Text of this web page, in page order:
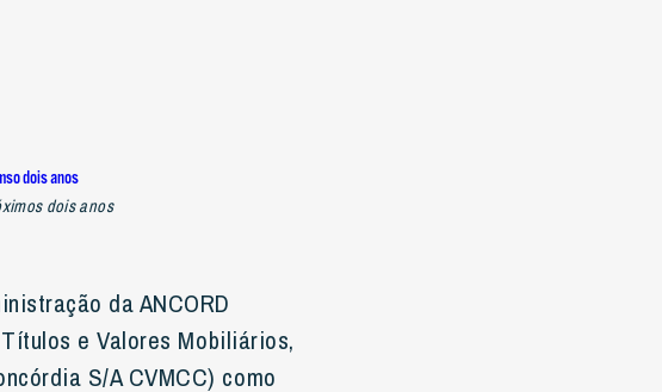
dois anos
da ANCORD
e Valores Mobiliários,
S/A CVMCC) como